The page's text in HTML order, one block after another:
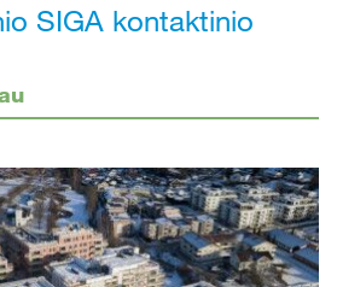
SIGA kontaktinio